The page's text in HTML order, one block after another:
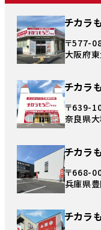
チカラ
〒577-
大阪府
チカラ
〒639-
奈良県
チカラ
〒668-
兵庫県
チカラ